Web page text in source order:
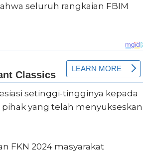
seluruh rangkaian FBIM
setinggi-tingginya kepada
yang telah menyukseskan
FKN 2024 masyarakat